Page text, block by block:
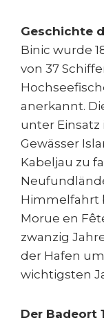
Geschichte
Binic wurde
von 37
anerkannt.
unter Einsatz
Gewässer
Kabeljau zu
Himmelfahrt
Morue en
zwanzig
der Hafen
wichtigsten
Der Badeort